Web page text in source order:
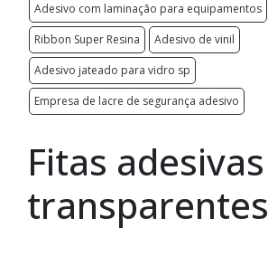
Adesivo com laminação para equipamentos
Ribbon Super Resina
Adesivo de vinil
Adesivo jateado para vidro sp
Empresa de lacre de segurança adesivo
Fitas adesivas
transparentes